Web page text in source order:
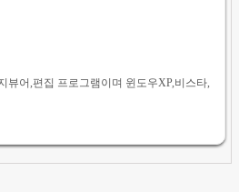
뷰어,편집 프로그램이며 윈도우XP,비스타,